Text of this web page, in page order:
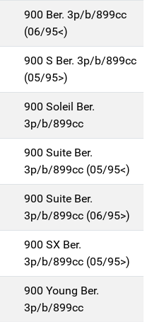
900 Ber. 3p/b/899cc
(06/95<)
900 S Ber. 3p/b/899cc
(05/95>)
900 Soleil Ber.
3p/b/899cc
900 Suite Ber.
3p/b/899cc (05/95<)
900 Suite Ber.
3p/b/899cc (06/95>)
900 SX Ber.
3p/b/899cc (05/95>)
900 Young Ber.
3p/b/899cc